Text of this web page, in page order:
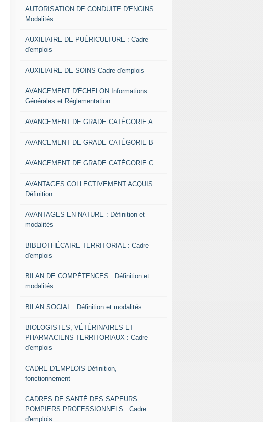
AUTORISATION DE CONDUITE D'ENGINS :
Modalités
AUXILIAIRE DE PUÉRICULTURE : Cadre
d'emplois
AUXILIAIRE DE SOINS Cadre d'emplois
AVANCEMENT D'ÉCHELON Informations
Générales et Réglementation
AVANCEMENT DE GRADE CATÉGORIE A
AVANCEMENT DE GRADE CATÉGORIE B
AVANCEMENT DE GRADE CATÉGORIE C
AVANTAGES COLLECTIVEMENT ACQUIS :
Définition
AVANTAGES EN NATURE : Définition et
modalités
BIBLIOTHÉCAIRE TERRITORIAL : Cadre
d'emplois
BILAN DE COMPÉTENCES : Définition et
modalités
BILAN SOCIAL : Définition et modalités
BIOLOGISTES, VÉTÉRINAIRES ET
PHARMACIENS TERRITORIAUX : Cadre
d'emplois
CADRE D'EMPLOIS Définition,
fonctionnement
CADRES DE SANTÉ DES SAPEURS
POMPIERS PROFESSIONNELS : Cadre
d'emplois